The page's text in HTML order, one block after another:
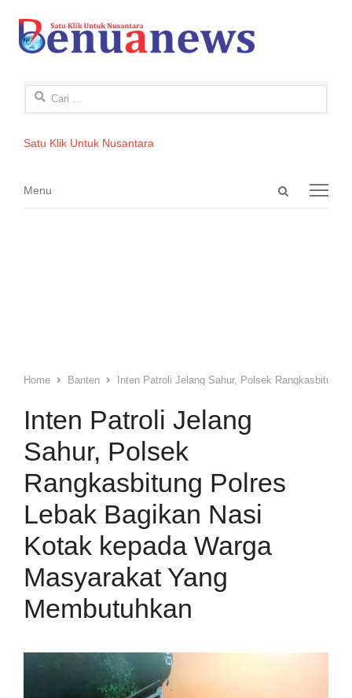
Cari
Satu Klik Untuk Nusantara
Open
Menu
Menu
Home Banten Inten Patroli Jelang Sahur, Polsek
Inten Patroli Jelang
Sahur, Polsek
Rangkasbitung Polres
Lebak Bagikan Nasi
Kotak kepada Warga
Masyarakat Yang
Membutuhkan